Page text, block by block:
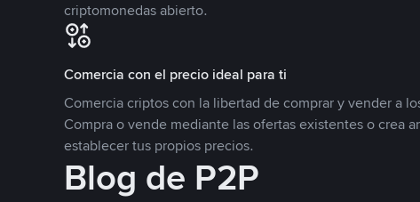
criptomonedas abierto.
Comercia con el precio ideal para ti
Comercia criptos con la libertad de comprar y vender a
Compra o vende mediante las ofertas existentes o crea
establecer tus propios precios.
Blog de P2P